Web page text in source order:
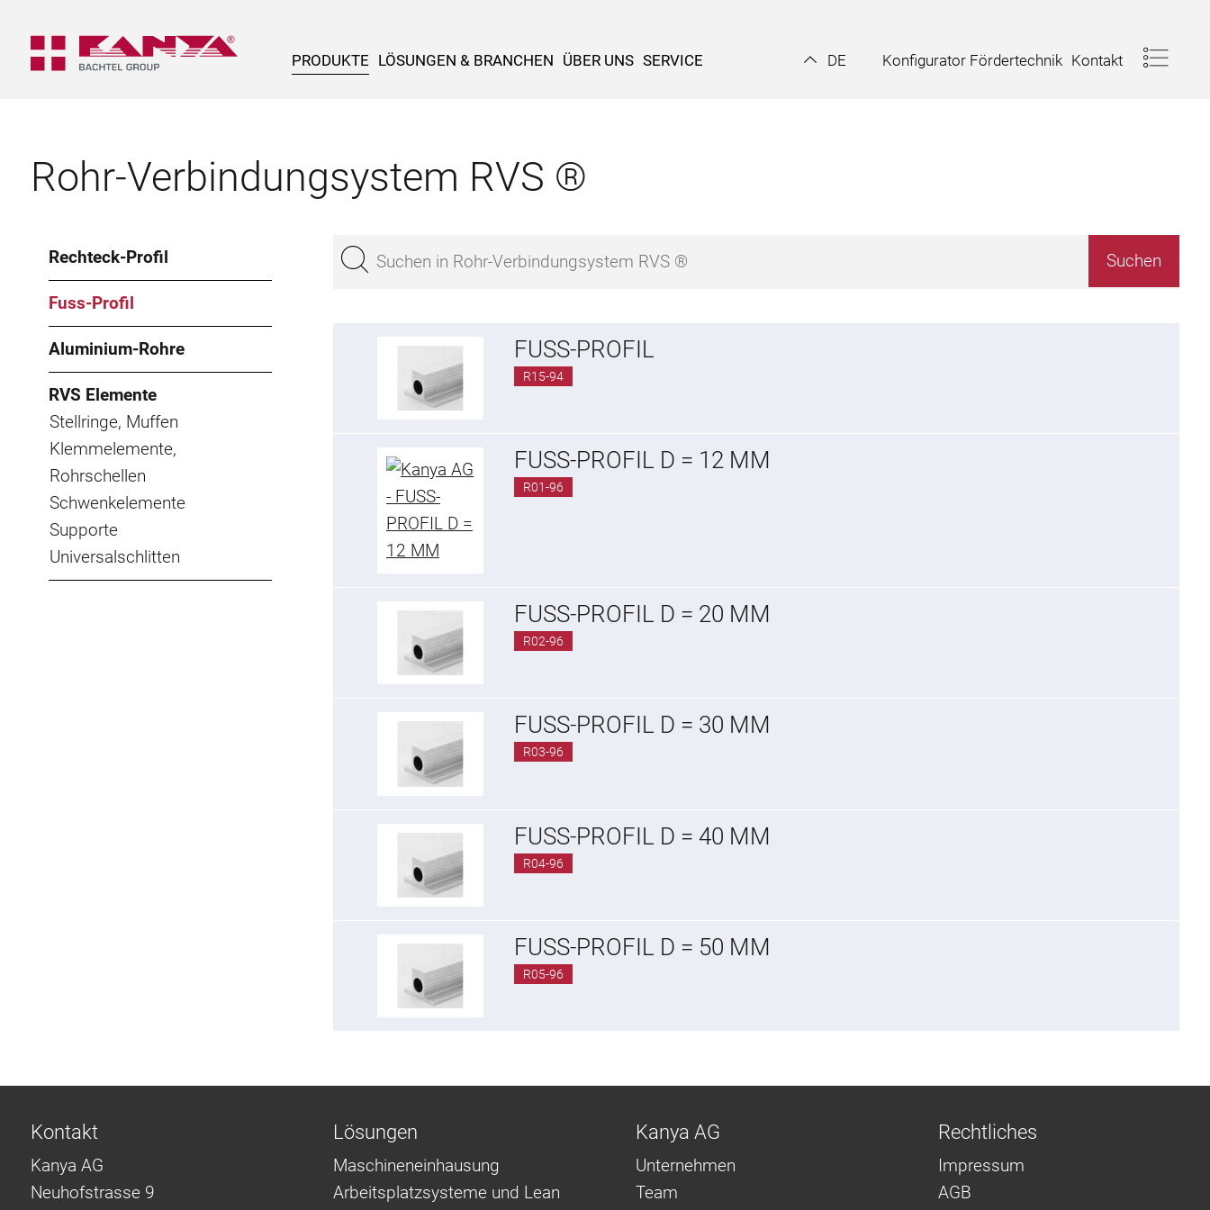
PRODUKTE LÖSUNGEN & BRANCHEN ÜBER UNS SERVICE DE Konfigurator Fördertechnik Kontakt
Rohr-Verbindungsystem RVS ®
Rechteck-Profil
Fuss-Profil
Aluminium-Rohre
RVS Elemente
Stellringe, Muffen
Klemmelemente,
Rohrschellen
Schwenkelemente
Supporte
Universalschlitten
FUSS-PROFIL
R15-94
FUSS-PROFIL D = 12 MM
R01-96
FUSS-PROFIL D = 20 MM
R02-96
FUSS-PROFIL D = 30 MM
R03-96
FUSS-PROFIL D = 40 MM
R04-96
FUSS-PROFIL D = 50 MM
R05-96
Kontakt
Kanya AG
Neuhofstrasse 9
Lösungen
Maschineneinhausung
Arbeitsplatzsysteme und Lean
Kanya AG
Unternehmen
Team
Rechtliches
Impressum
AGB